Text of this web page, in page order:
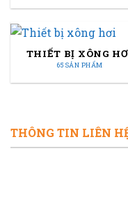
THIẾT BỊ XÔNG
65 SẢN PHẨM
THÔNG TIN LIÊN